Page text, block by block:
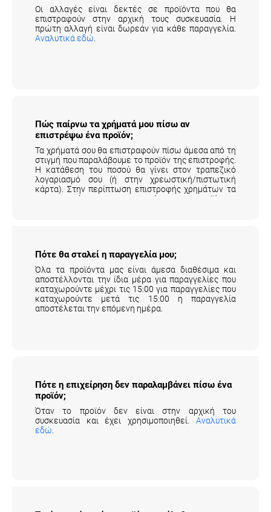
Οι αλλαγές είναι δεκτές σε προϊόντα που θα
επιστραφούν στην αρχική τους συσκευασία. Η
πρώτη αλλαγή είναι δωρεάν για κάθε παραγγελία.
Αναλυτικά εδώ
Πώς παίρνω τα χρήματά μου πίσω αν
επιστρέψω ένα προϊόν;
Τα χρήματά σου θα επιστραφούν πίσω άμεσα από τη
στιγμή που παραλάβουμε το προϊόν της επιστροφής.
Η κατάθεση του ποσού θα γίνει στον τραπεζικό
λογαριασμό σου (ή στην χρεωστική/πιστωτική
κάρτα). Στην περίπτωση επιστροφής χρημάτων τα
μεταφορικά της επιστροφής του προϊόντος
Πότε θα σταλεί η παραγγελία μου;
Όλα τα προϊόντα μας είναι άμεσα διαθέσιμα και
αποστέλλονται την ίδια μέρα για παραγγελίες που
καταχωρούντε μέχρι τις 15:00 για παραγγελίες που
καταχωρούντε μετά τις 15:00 η παραγγελία
αποστέλεται την επόμενη ημέρα.
Πότε η επιχείρηση δεν παραλαμβάνει πίσω
ένα προϊόν;
Όταν το προϊόν δεν είναι στην αρχική του
συσκευασία και έχει χρησιμοποιηθεί.
Αναλυτικά
εδώ